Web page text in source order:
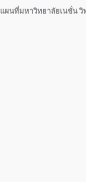
แผนที่มหาวิทยาลัยเนชั่น วิ